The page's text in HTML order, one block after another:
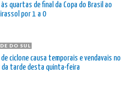
às quartas de final da Copa do Brasil ao
por 1 a 0
DO SUL
de ciclone causa temporais e vendavais no
da tarde desta quinta-feira